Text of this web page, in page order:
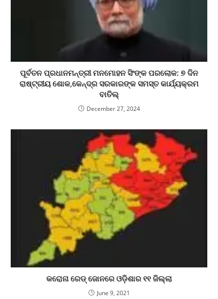
ପୂର୍ବତନ ପ୍ରଧାନମନ୍ତ୍ରୀ ମନମୋହନ ସିଂଙ୍କ ପରଲୋକ: ୭ ଦିନ
ରାଷ୍ଟ୍ରୀୟ ଶୋକ,କେନ୍ଦ୍ର ସରକାରଙ୍କ ସମସ୍ତ କାର୍ଯ୍ୟକ୍ରମ
ବାତିଲ୍
December 27, 2024
କରୋନା ରେଡ୍ ଜୋନରେ ଓଡ଼ିଶାର ୧୧ ଜିଲ୍ଲା
June 9, 2021